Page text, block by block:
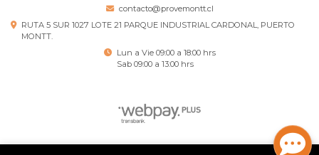
contacto@provemontt.cl
RUTA 5 SUR 1027 LOTE 21 PARQUE INDUSTRIAL CARDONAL, PUERTO
MONTT.
Lun a Vie 09:00 a 18:00 hrs
Sab 09:00 a 13:00 hrs